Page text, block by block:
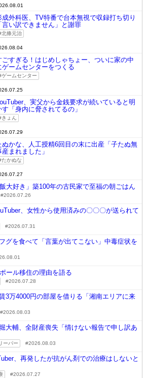
成外科医、TV特番で台本無視で収録打ち切り
言い訳できません」と謝罪
北條元治
ごすぎる！はじめしゃちょー、ついに家の中
ゲームセンターをつくる
ゲームセンター
、実父から金銭要求が続いていると明
す「身内に脅されてるの」
きょん
ぬかな、人工授精6回目の末に出産「子たぬ無
産まれました」
たかぬな
大好き」築100年の古民家で至福の朝ごはん
2026.07.26
、女性から使用済みの〇〇〇が送られて
2026.07.31
グを食べて「言葉が出てこない」中毒症状を
ール移住の理由を語る
2026.07.28
3万4000円の部屋を借りる「湘南エリアに来
2026.08.03
大輔、全財産喪失「情けない報告で申し訳あ
ーパー 2026.08.03
、再発したが抗がん剤での治療はしないと
2026.07.27